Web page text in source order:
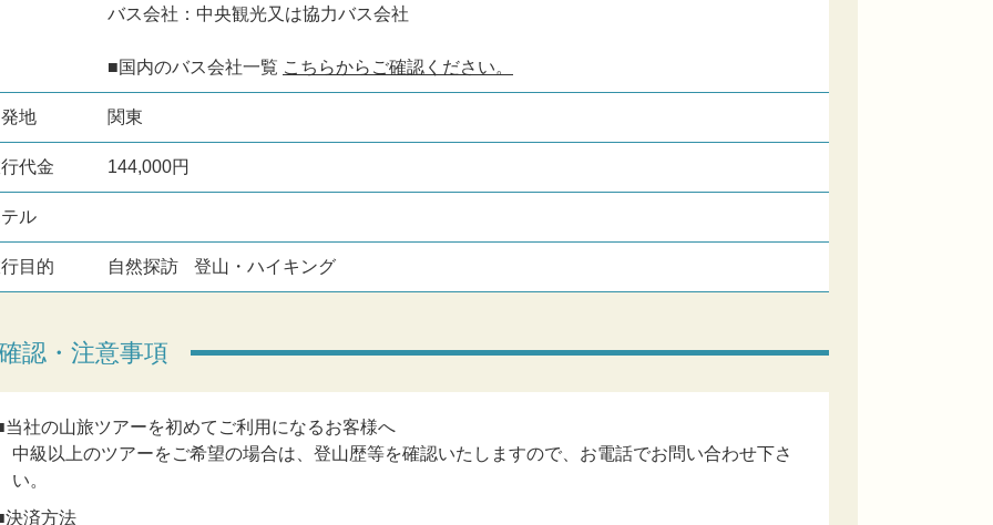
バス会社：中央観光又は協力バス会社
■国内のバス会社一覧 こちらからご確認ください。
地 関東
代金 144,000円
ル
目的 自然探訪 登山・ハイキング
認・注意事項
当社の山旅ツアーを初めてご利用になるお客様へ
中級以上のツアーをご希望の場合は、登山歴等を確認いたしますので、お電話でお問い合わせ下さ
い。
決済方法